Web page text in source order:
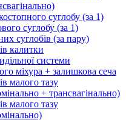
суглобу (за 1)
суглобу (за 1)
суглобів (за пару)
калитки
системи
міхура + залишкова сеча
малого тазу
+ трансвагінально)
малого тазу